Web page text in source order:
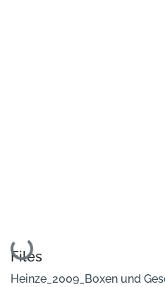
Loading...
Files
Heinze_2009_Boxen und